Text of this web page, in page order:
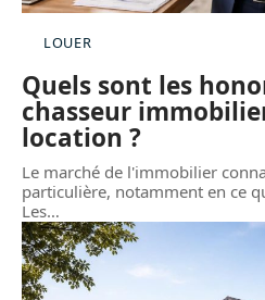
LOUER
Quels sont les
chasseur
location ?
Le marché de l'immobilier
particulière, notamment en ce
Les…